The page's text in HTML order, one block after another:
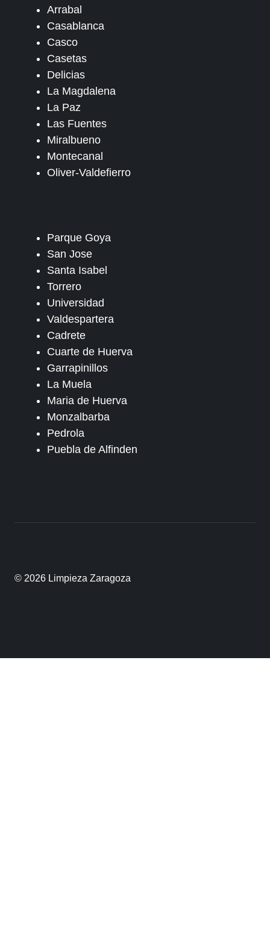
Arrabal
Casablanca
Casco
Casetas
Delicias
La Magdalena
La Paz
Las Fuentes
Miralbueno
Montecanal
Oliver-Valdefierro
Parque Goya
San Jose
Santa Isabel
Torrero
Universidad
Valdespartera
Cadrete
Cuarte de Huerva
Garrapinillos
La Muela
Maria de Huerva
Monzalbarba
Pedrola
Puebla de Alfinden
© 2026 Limpieza Zaragoza